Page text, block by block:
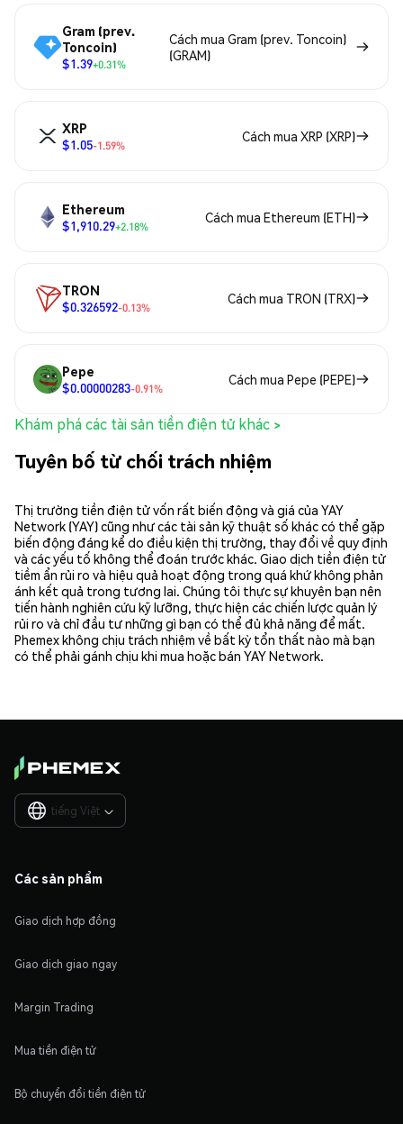
Gram (prev.
Toncoin)
$1.39+0.31%
Cách mua Gram (prev. Toncoin)
(GRAM)
XRP
$1.05-1.59%
Cách mua XRP (XRP)
Ethereum
$1,910.29+2.18%
Cách mua Ethereum (ETH)
TRON
$0.326592-0.13%
Cách mua TRON (TRX)
Pepe
$0.00000283-0.91%
Cách mua Pepe (PEPE)
Khám phá các tài sản tiền điện tử khác >
Tuyên bố từ chối trách nhiệm
Thị trường tiền điện tử vốn rất biến động và giá của YAY
Network (YAY) cũng như các tài sản kỹ thuật số khác có thể gặp
biến động đáng kể do điều kiện thị trường, thay đổi về quy định
và các yếu tố không thể đoán trước khác. Giao dịch tiền điện tử
tiềm ẩn rủi ro và hiệu quả hoạt động trong quá khứ không phản
ánh kết quả trong tương lai. Chúng tôi thực sự khuyên bạn nên
tiến hành nghiên cứu kỹ lưỡng, thực hiện các chiến lược quản lý
rủi ro và chỉ đầu tư những gì bạn có thể đủ khả năng để mất.
Phemex không chịu trách nhiệm về bất kỳ tổn thất nào mà bạn
có thể phải gánh chịu khi mua hoặc bán YAY Network.
tiếng Việt 
Các sản phẩm
Giao dịch hợp đồng
Giao dịch giao ngay
Margin Trading
Mua tiền điện tử
Bộ chuyển đổi tiền điện tử